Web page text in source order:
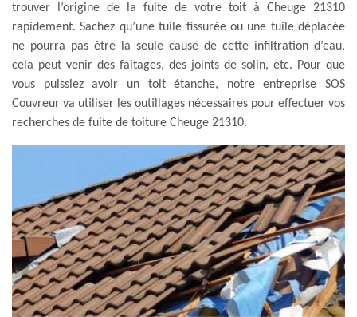
trouver l’origine de la fuite de votre toit à Cheuge 21310
rapidement. Sachez qu’une tuile fissurée ou une tuile déplacée
ne pourra pas être la seule cause de cette infiltration d’eau,
cela peut venir des faîtages, des joints de solin, etc. Pour que
vous puissiez avoir un toit étanche, notre entreprise SOS
Couvreur va utiliser les outillages nécessaires pour effectuer vos
recherches de fuite de toiture Cheuge 21310.